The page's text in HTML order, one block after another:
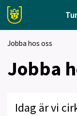
Jobba hos oss
Jobba
Idag är vi